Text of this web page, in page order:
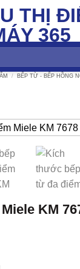
/ BẾP TỪ - BẾP HỒNG
KM